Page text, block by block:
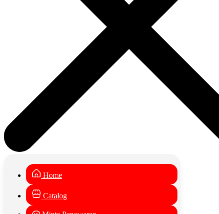
Home
Catalog